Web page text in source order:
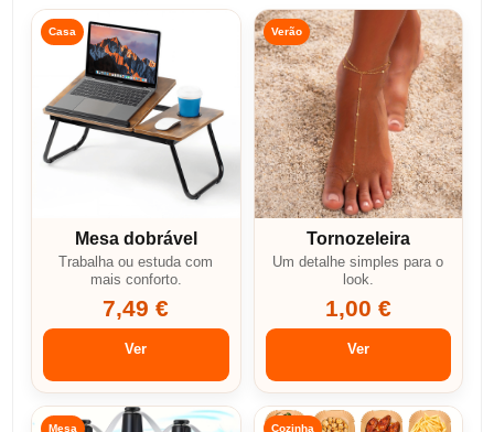
Casa
Mesa dobrável
Trabalha ou estuda com
mais conforto.
7,49 €
Ver
Verão
Tornozeleira
Um detalhe simples para o
look.
1,00 €
Ver
Mesa Cozinha